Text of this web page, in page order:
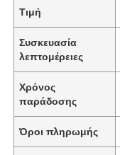
Τιμή
Συσκευασία
λεπτομέρειες
Χρόνος
παράδοσης
Όροι πληρωμής